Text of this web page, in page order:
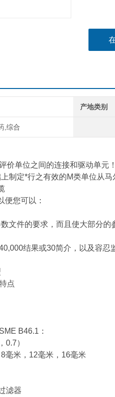
产地类别
,综合
价单位之间的连接和驱动单元
制定*行之有效的M类单位从马
便您可以：
文件的要求，而且使大部分的
结果或30简介，以及容
点
B46.1：
0.7）
毫米，12毫米，16毫米
滤器